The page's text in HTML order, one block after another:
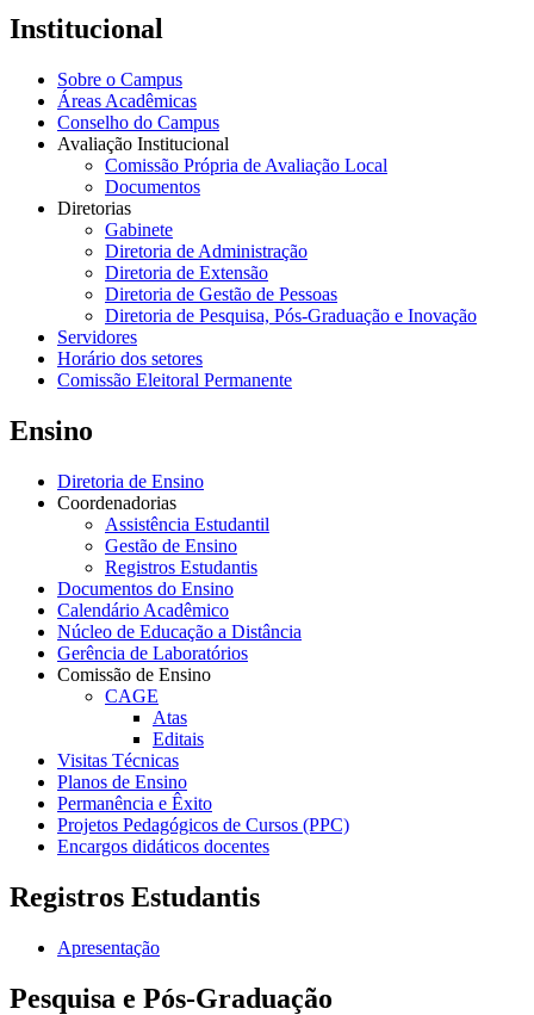
Institucional
Sobre o Campus
Áreas Acadêmicas
Conselho do Campus
Avaliação Institucional
Comissão Própria de Avaliação Local
Documentos
Diretorias
Gabinete
Diretoria de Administração
Diretoria de Extensão
Diretoria de Gestão de Pessoas
Diretoria de Pesquisa, Pós-Graduação e Inovação
Servidores
Horário dos setores
Comissão Eleitoral Permanente
Ensino
Diretoria de Ensino
Coordenadorias
Assistência Estudantil
Gestão de Ensino
Registros Estudantis
Documentos do Ensino
Calendário Acadêmico
Núcleo de Educação a Distância
Gerência de Laboratórios
Comissão de Ensino
CAGE
Atas
Editais
Visitas Técnicas
Planos de Ensino
Permanência e Êxito
Projetos Pedagógicos de Cursos (PPC)
Encargos didáticos docentes
Registros Estudantis
Apresentação
Pesquisa e Pós-Graduação